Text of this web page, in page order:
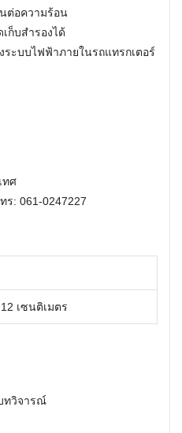
ต่อความร้อน
ก็บสำรองได้
ระบบไฟฟ้าภายในรถแทรกเตอร์
ทศ
ร: 061-0247227
เซนติเมตร
ทวิจารณ์